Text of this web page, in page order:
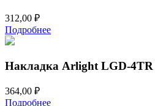
312,00 ₽
Подробнее
Накладка Arlight LGD-4TR
364,00 ₽
Подробнее